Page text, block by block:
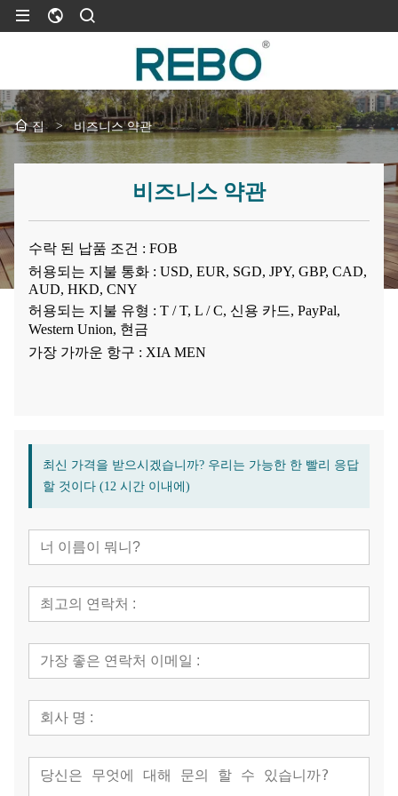
집 > 비즈니스 약관
비즈니스 약관
수락 된 납품 조건 : FOB
허용되는 지불 통화 : USD, EUR, SGD, JPY, GBP, CAD,
AUD, HKD, CNY
허용되는 지불 유형 : T / T, L / C, 신용 카드, PayPal,
Western Union, 현금
가장 가까운 항구 : XIA MEN
최신 가격을 받으시겠습니까? 우리는 가능한 한 빨리 응답
할 것이다 (12 시간 이내에)